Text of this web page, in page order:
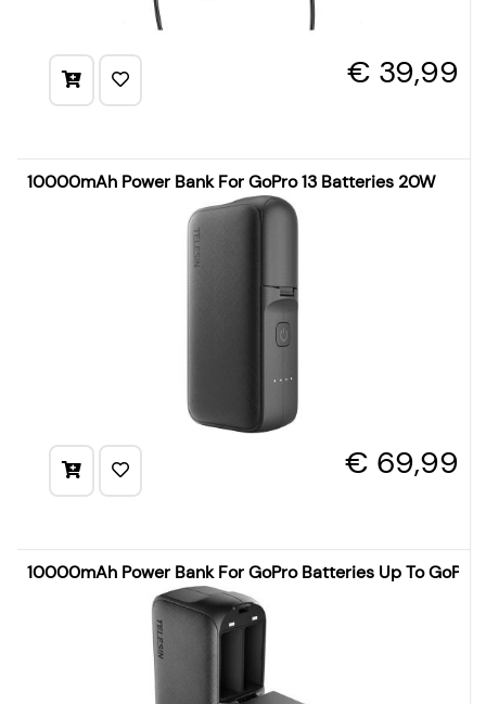
€ 39,99
10000mAh Power Bank For GoPro 13 Batteries 20W
€ 69,99
10000mAh Power Bank For GoPro Batteries Up To GoPro